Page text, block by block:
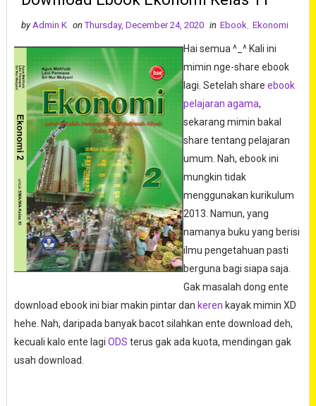
by Admin K on Thursday, December 24, 2020 in Ebook, Ekonomi
Hai semua ^_^ Kali ini
mimin nge-share ebook
lagi. Setelah share ebook
pelajaran agama,
sekarang mimin bakal
share tentang pelajaran
umum. Nah, ebook ini
mungkin tidak
menggunakan kurikulum
2013. Namun, yang
namanya buku yang berisi
ilmu pengetahuan pasti
berguna bagi siapa saja.
Gak masalah dong ente
download ebook ini biar makin pintar dan keren kayak mimin XD
hehe. Nah, daripada banyak bacot silahkan ente download deh,
kecuali kalo ente lagi ODS terus gak ada kuota, mendingan gak
usah download.